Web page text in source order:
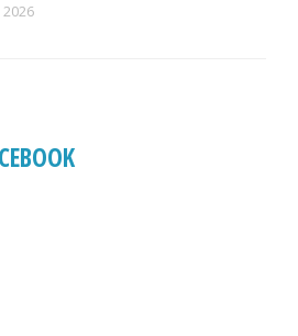
2026